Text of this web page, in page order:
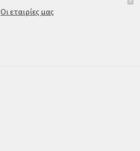
Οι εταιρίες μας